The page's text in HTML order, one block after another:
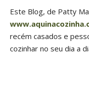
Este Blog, de Patty
recém casados e
cozinhar no seu dia a